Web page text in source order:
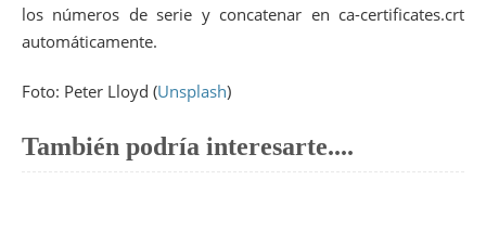
los números de serie y concatenar en ca-certificates.crt
automáticamente.
Foto: Peter Lloyd (Unsplash)
También podría interesarte....